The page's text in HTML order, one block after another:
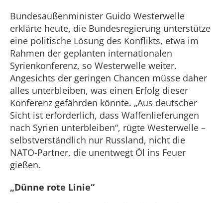
Bundesaußenminister Guido Westerwelle
erklärte heute, die Bundesregierung unterstütze
eine politische Lösung des Konflikts, etwa im
Rahmen der geplanten internationalen
Syrienkonferenz, so Westerwelle weiter.
Angesichts der geringen Chancen müsse daher
alles unterbleiben, was einen Erfolg dieser
Konferenz gefährden könnte. „Aus deutscher
Sicht ist erforderlich, dass Waffenlieferungen
nach Syrien unterbleiben“, rügte Westerwelle –
selbstverständlich nur Russland, nicht die
NATO-Partner, die unentwegt Öl ins Feuer
gießen.
„Dünne rote Linie“